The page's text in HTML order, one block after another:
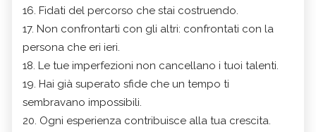
16. Fidati del percorso che stai costruendo.
17. Non confrontarti con gli altri: confrontati con la
persona che eri ieri.
18. Le tue imperfezioni non cancellano i tuoi talenti.
19. Hai già superato sfide che un tempo ti
sembravano impossibili.
20. Ogni esperienza contribuisce alla tua crescita.